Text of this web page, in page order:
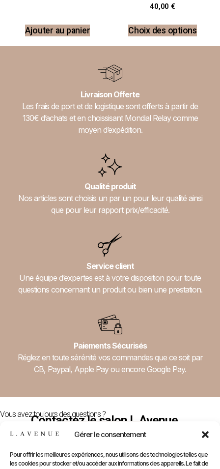
Gérer le consentement
Pour offrir les meilleures expériences, nous utilisons des technologies telles que
les cookies pour stocker et/ou accéder aux informations des appareils. Le fait de
Ajouter au panier
Note
4.00
40,00 €
Choix des options
Livraison Offerte
Les frais de port et de logistique sont offerts à partir de
130€ d’achats et en choissisant Mondial Relay comme
moyen d’expédition.
Qualité produit
Nos articles sont choisis un par un pour leur qualité ainsi
que pour leur rapport prix/efficacité.
Service client
Une équipe d’expertes est à votre disposition pour toute
questions concernant un produit ou bien une prestation.
Paiements Sécurisés
Réglez en toute sérénité vos commandes que ce soit par
CB, Paypal, Apple Pay ou encore Google Pay.
Vous avez toujours des questions ?
Contactez le salon L.Avenue
Nous Contacter